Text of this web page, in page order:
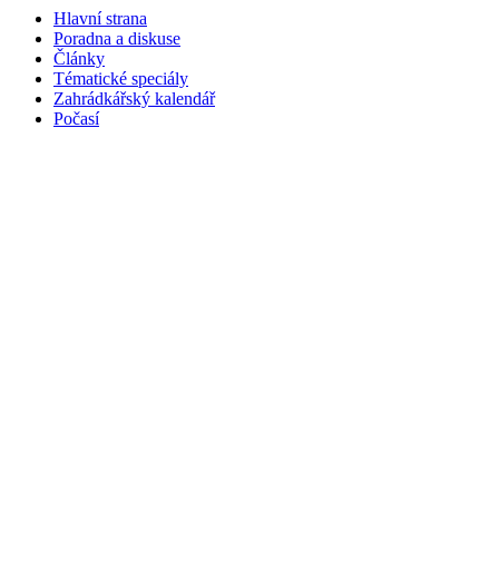
Hlavní strana
Poradna a diskuse
Články
Tématické speciály
Zahrádkářský kalendář
Počasí